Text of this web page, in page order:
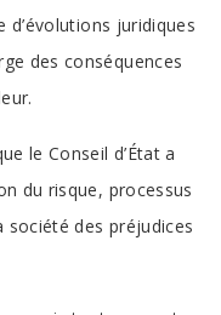
d’évolutions juridiques
des conséquences
le Conseil d’État a
du risque, processus
société des préjudices